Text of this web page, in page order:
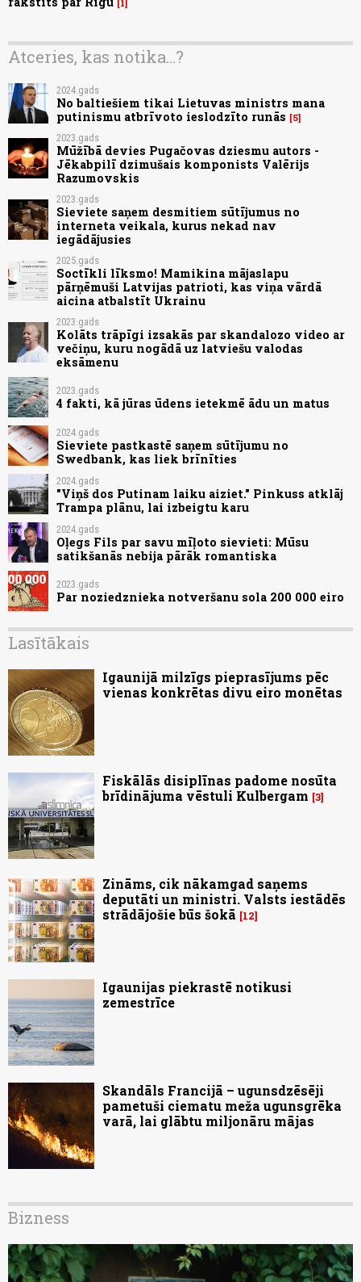
1
Atceries, kas notika...?
2024.gads
No baltiešiem tikai Lietuvas ministrs mana
putinismu atbrīvoto ieslodzīto runās
5
2023.gads
Mūžībā devies Pugačovas dziesmu autors -
Jēkabpilī dzimušais komponists Valērijs
Razumovskis
2023.gads
Sieviete saņem desmitiem sūtījumus no
interneta veikala, kurus nekad nav
iegādājusies
2025.gads
Soctīkli līksmo! Mamikina mājaslapu
pārņēmuši Latvijas patrioti, kas viņa vārdā
aicina atbalstīt Ukrainu
2023.gads
Kolāts trāpīgi izsakās par skandalozo video ar
večiņu, kuru nogādā uz latviešu valodas
eksāmenu
2023.gads
4 fakti, kā jūras ūdens ietekmē ādu un matus
2024.gads
Sieviete pastkastē saņem sūtījumu no
Swedbank, kas liek brīnīties
2024.gads
"Viņš dos Putinam laiku aiziet." Pinkuss atklāj
Trampa plānu, lai izbeigtu karu
2024.gads
Oļegs Fils par savu mīļoto sievieti: Mūsu
satikšanās nebija pārāk romantiska
2023.gads
Par noziedznieka notveršanu sola 200 000 eiro
Lasītākais
Igaunijā milzīgs pieprasījums pēc
vienas konkrētas divu eiro monētas
Fiskālās disiplīnas padome nosūta
brīdinājuma vēstuli Kulbergam 3
Zināms, cik nākamgad saņems
deputāti un ministri. Valsts iestādēs
strādājošie būs šokā
12
Igaunijas piekrastē notikusi
zemestrīce
Skandāls Francijā – ugunsdzēsēji
pametuši ciematu meža ugunsgrēka
varā, lai glābtu miljonāru mājas
Bizness